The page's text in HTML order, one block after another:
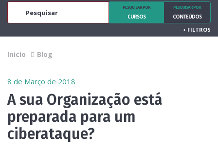
PESQUISAR POR
CURSOS
PESQUISAR POR
CONTEÚDOS
+ FILTROS
Inicío Blog
8 de Março de 2018
A sua Organização está
preparada para um
ciberataque?